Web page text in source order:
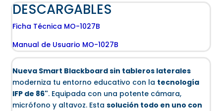
DESCARGABLES
Ficha Técnica MO-1027B
Manual de Usuario MO-1027B
Nueva Smart Blackboard sin tableros laterales
moderniza tu entorno educativo con la tecnología
IFP de 86". Equipada con una potente cámara,
micrófono y altavoz. Estasolución todo en uno con